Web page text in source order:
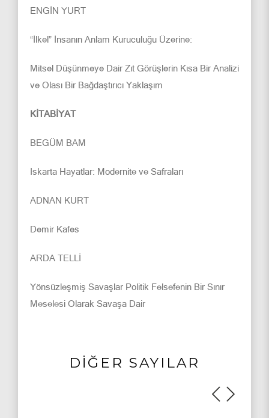
ENGİN YURT
“İlkel” İnsanın Anlam Kuruculuğu Üzerine:
Mitsel Düşünmeye Dair Zıt Görüşlerin Kısa Bir Analizi
ve Olası Bir Bağdaştırıcı Yaklaşım
KİTABİYAT
BEGÜM BAM
Iskarta Hayatlar: Modernite ve Safraları
ADNAN KURT
Demir Kafes
ARDA TELLİ
Yönsüzleşmiş Savaşlar Politik Felsefenin Bir Sınır
Meselesi Olarak Savaşa Dair
DİĞER SAYILAR